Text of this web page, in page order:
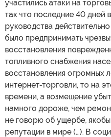
участились атаки на
так что последние 40 дней
руководства
было предпринимать
восстановления
топливного снабжения
восстановления огромных
интернет-торговли, то на
времени, а возмещение
намного дороже, чем
не говорю об ущербе,
репутации в мире (…). В